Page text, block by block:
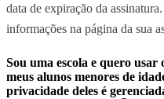
data de expiração da
informações na página da sua
Sou uma escola e quero
meus alunos menores de
privacidade deles é